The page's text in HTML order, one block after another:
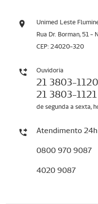
Unimed Leste
Rua Dr. Borman, 51 -
CEP: 24020-320
Ouvidoria
21 3803-1120
21 3803-1121
de segunda a sexta,
Atendimento 24h
0800 970 9087
4020 9087